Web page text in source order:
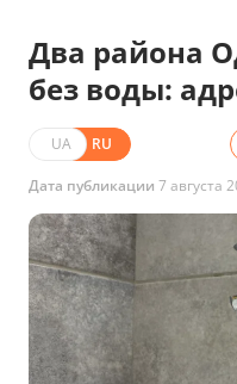
Два района
без воды:
UA RU
Дата публикации 7 августа